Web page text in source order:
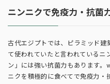
ニンニクで免疫力・抗菌
古代エジプトでは、ピラミッド
て使われていたと言われているニ
ン」には強い抗菌力もあります
ニクを積極的に食べてで免疫力・